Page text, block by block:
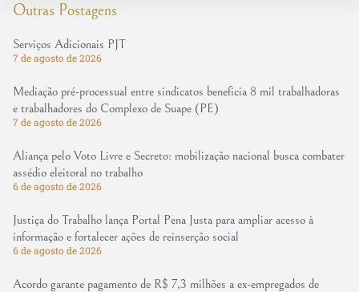
Outras Postagens
Serviços Adicionais PJT
7 de agosto de 2026
Mediação pré-processual entre sindicatos beneficia 8 mil trabalhadoras
e trabalhadores do Complexo de Suape (PE)
7 de agosto de 2026
Aliança pelo Voto Livre e Secreto: mobilização nacional busca combater
assédio eleitoral no trabalho
6 de agosto de 2026
Justiça do Trabalho lança Portal Pena Justa para ampliar acesso à
informação e fortalecer ações de reinserção social
6 de agosto de 2026
Acordo garante pagamento de R$ 7,3 milhões a ex-empregados de